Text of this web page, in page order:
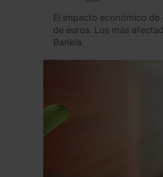
El impacto económico
de euros. Los más
Bankia.